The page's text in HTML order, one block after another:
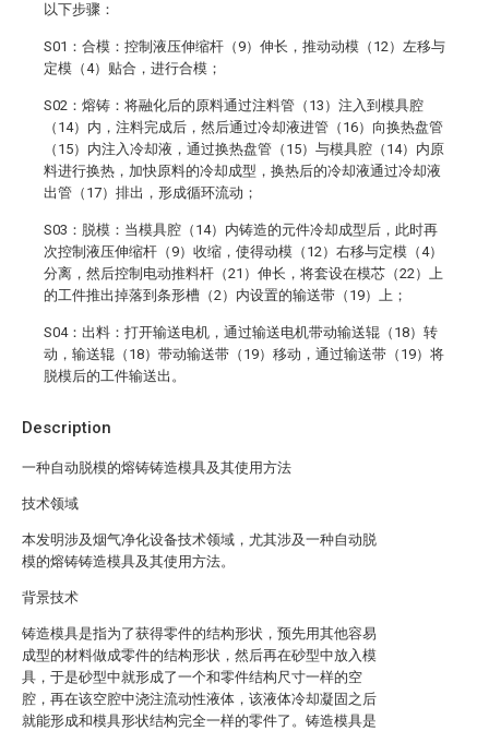
Description
一种自动脱模的熔铸铸造模具及其使用方法
技术领域
本发明涉及烟气净化设备技术领域，尤其涉及一种自动脱
模的熔铸铸造模具及其使用方法。
背景技术
铸造模具是指为了获得零件的结构形状，预先用其他容易
成型的材料做成零件的结构形状，然后再在砂型中放入模
具，于是砂型中就形成了一个和零件结构尺寸一样的空
腔，再在该空腔中浇注流动性液体，该液体冷却凝固之后
就能形成和模具形状结构完全一样的零件了。铸造模具是
以下步骤：
S01：合模：控制液压伸缩杆（9）伸长，推动动模（12）左移与
定模（4）贴合，进行合模；
S02：熔铸：将融化后的原料通过注料管（13）注入到模具腔
（14）内，注料完成后，然后通过冷却液进管（16）向换热盘管
（15）内注入冷却液，通过换热盘管（15）与模具腔（14）内原
料进行换热，加快原料的冷却成型，换热后的冷却液通过冷却液
出管（17）排出，形成循环流动；
S03：脱模：当模具腔（14）内铸造的元件冷却成型后，此时再
次控制液压伸缩杆（9）收缩，使得动模（12）右移与定模（4）
分离，然后控制电动推料杆（21）伸长，将套设在模芯（22）上
的工件推出掉落到条形槽（2）内设置的输送带（19）上；
S04：出料：打开输送电机，通过输送电机带动输送辊（18）转
动，输送辊（18）带动输送带（19）移动，通过输送带（19）将
脱模后的工件输送出。